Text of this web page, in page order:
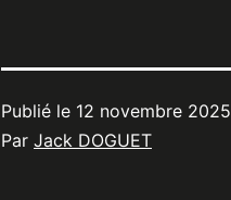
Publié le 12 novembre 2025
Par Jack DOGUET